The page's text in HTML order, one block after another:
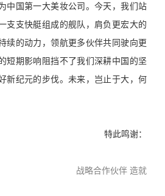
中国第一大美妆公司。今天，我们站
支支快艇组成的舰队，肩负更宏大的
续的动力，领航更多伙伴共同驶向更
短期影响阻挡不了我们深耕中国的坚
新纪元的步伐。未来，岂止于大，何
特此鸣谢：
战略合作伙伴 造就